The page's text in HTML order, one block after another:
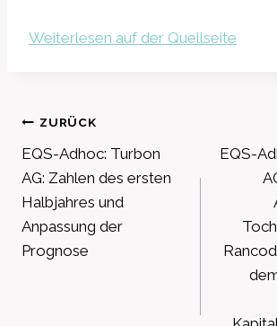
Weiterlesen auf der Quellseite
Beitragsnavigation
ZURÜCK
EQS-Adhoc: Turbon
AG: Zahlen des ersten
Halbjahres und
Anpassung der
Prognose
EQS-